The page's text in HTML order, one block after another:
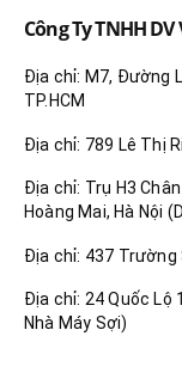
Công Ty TNHH
Địa chỉ: M7, Đường
TP.HCM
Địa chỉ: 789 Lê Thị
Địa chỉ: Trụ H3
Hoàng Mai, Hà Nội
Địa chỉ: 437 Trường
Địa chỉ: 24 Quốc Lộ
Nhà Máy Sợi)